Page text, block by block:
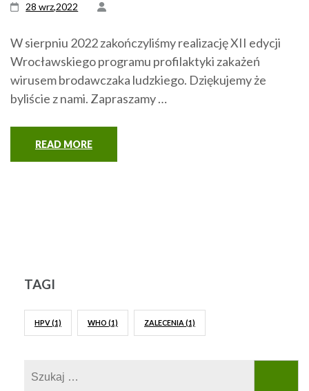
28 wrz,2022
W sierpniu 2022 zakończyliśmy realizację XII edycji
Wrocławskiego programu profilaktyki zakażeń
wirusem brodawczaka ludzkiego. Dziękujemy że
byliście z nami. Zapraszamy …
READ MORE
TAGI
HPV(1) WHO (1) ZALECENIA (1)